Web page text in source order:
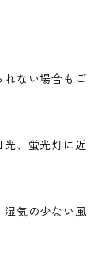
れない場合もご
、蛍光灯に近
湿気の少ない風